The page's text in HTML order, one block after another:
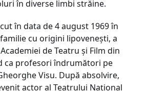
în diverse limbi străine.
în data de 4 august 1969 în
cu origini lipovenești, a
de Teatru și Film din
ca profesori îndrumători pe
Visu. După absolvire,
actor al Teatrului Național